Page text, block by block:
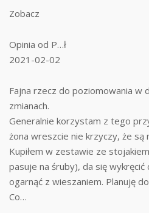
Zobacz
Opinia od P…ł
2021-02-02
Fajna rzecz do poziomowania w
zmianach.
Generalnie korzystam z tego
żona wreszcie nie krzyczy, że są
Kupiłem w zestawie ze
pasuje na śruby), da się
ogarnąć z wieszaniem. Planuję
Co…